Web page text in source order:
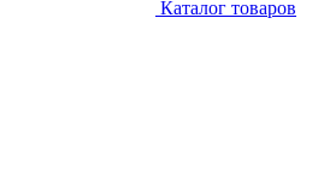
Каталог товаров